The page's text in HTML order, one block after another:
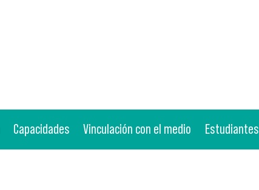
Capacidades Vinculación con el medio Estudiantes